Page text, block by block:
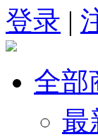
登录 |
全部
最